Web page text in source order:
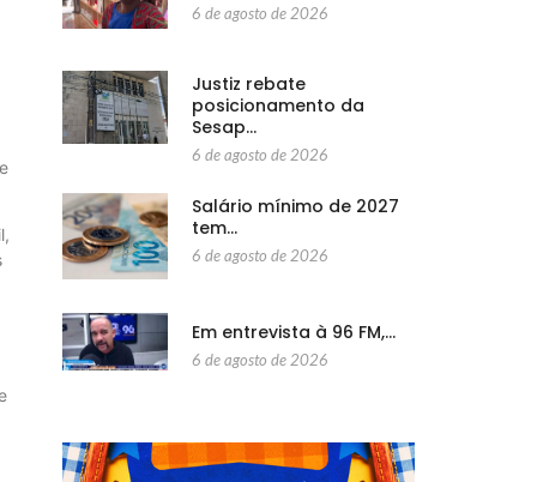
6 de agosto de 2026
Justiz rebate
posicionamento da
Sesap…
6 de agosto de 2026
Salário mínimo de 2027
tem…
6 de agosto de 2026
Em entrevista à 96 FM,…
6 de agosto de 2026